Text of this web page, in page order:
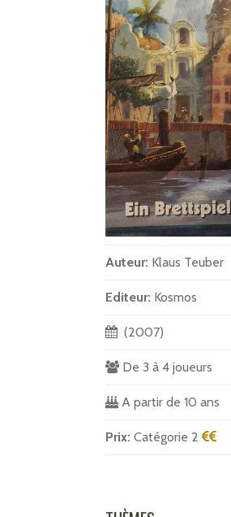
Auteur: Klaus Teuber
Editeur: Kosmos
(2007)
De 3 à 4 joueurs
A partir de 10 ans
Prix: Catégorie 2